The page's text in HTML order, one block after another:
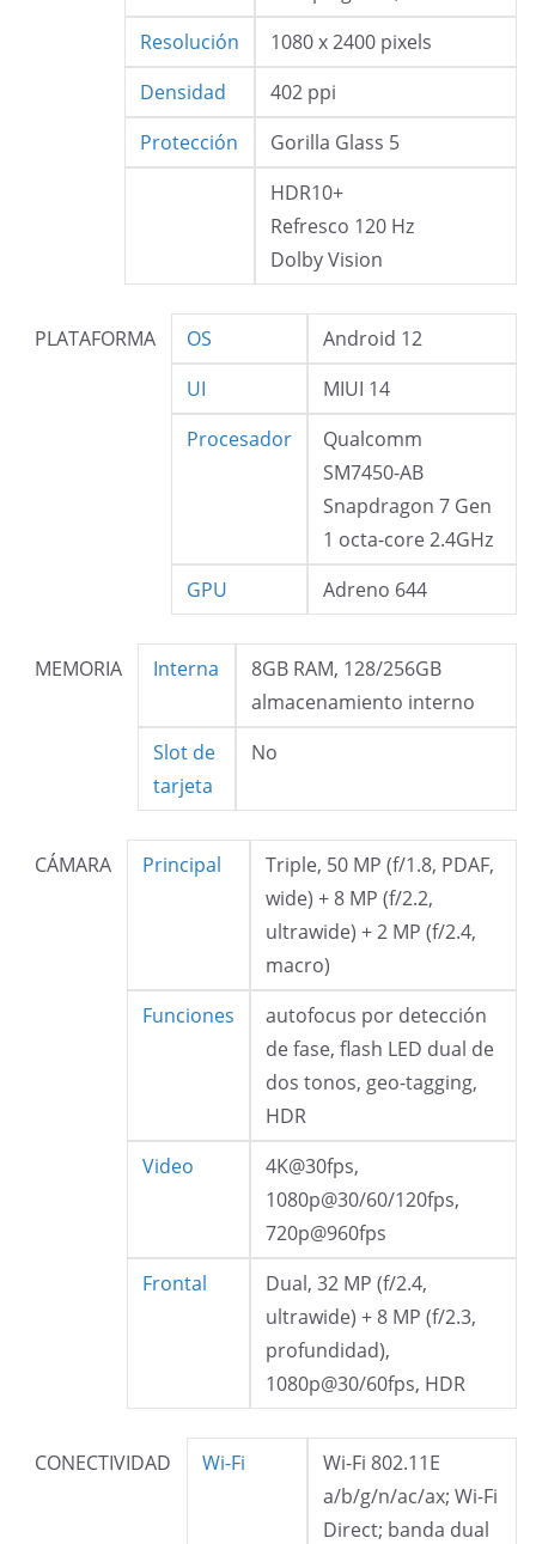
Resolución
1080 x 2400 pixels
Densidad
402 ppi
Protección
Gorilla Glass 5
HDR10+
Refresco 120 Hz
Dolby Vision
PLATAFORMA OS
Android 12
UI
MIUI 14
Procesador
Qualcomm
SM7450-AB
Snapdragon 7 Gen
1 octa-core 2.4GHz
GPU
Adreno 644
MEMORIA Interna
8GB RAM, 128/256GB
almacenamiento interno
Slot de
tarjeta
No
CÁMARA Principal
Triple, 50 MP (f/1.8, PDAF,
wide) + 8 MP (f/2.2,
ultrawide) + 2 MP (f/2.4,
macro)
Funciones
autofocus por detección
de fase, flash LED dual de
dos tonos, geo-tagging,
HDR
Video
4K@30fps,
1080p@30/60/120fps,
720p@960fps
Frontal
Dual, 32 MP (f/2.4,
ultrawide) + 8 MP (f/2.3,
profundidad),
1080p@30/60fps, HDR
CONECTIVIDAD Wi-Fi
Wi-Fi 802.11E
a/b/g/n/ac/ax; Wi-Fi
Direct; banda dual